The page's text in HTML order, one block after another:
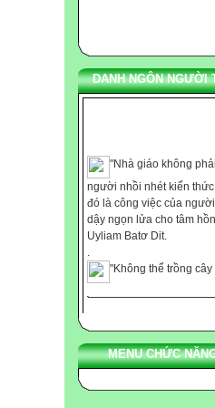
DANH NGÔN NGƯỜI
người nhồi nhét kiến thức
đó là công việc của người
dậy ngọn lửa cho tâm
Uyliam Batơ Dit.
.
những nơi thiếu ánh sáng,
cũng không thể nuôi dạy
.
"Chúng ta không thể
bảo cho ai bất cứ điều gì,
MENU CHỨC